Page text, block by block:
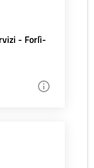
- Forlì-